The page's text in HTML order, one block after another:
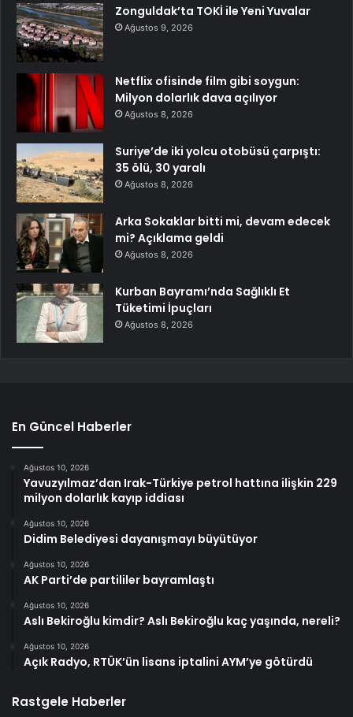
Zonguldak’ta TOKİ ile Yeni Yuvalar
Ağustos 9, 2026
Netflix ofisinde film gibi soygun:
Milyon dolarlık dava açılıyor
Ağustos 8, 2026
Suriye’de iki yolcu otobüsü çarpıştı:
35 ölü, 30 yaralı
Ağustos 8, 2026
Arka Sokaklar bitti mi, devam edecek
mi? Açıklama geldi
Ağustos 8, 2026
Kurban Bayramı’nda Sağlıklı Et
Tüketimi İpuçları
Ağustos 8, 2026
En Güncel Haberler
Ağustos 10, 2026
Yavuzyılmaz’dan Irak-Türkiye petrol hattına ilişkin 229
milyon dolarlık kayıp iddiası
Ağustos 10, 2026
Didim Belediyesi dayanışmayı büyütüyor
Ağustos 10, 2026
AK Parti’de partililer bayramlaştı
Ağustos 10, 2026
Aslı Bekiroğlu kimdir? Aslı Bekiroğlu kaç yaşında, nereli?
Ağustos 10, 2026
Açık Radyo, RTÜK’ün lisans iptalini AYM’ye götürdü
Rastgele Haberler